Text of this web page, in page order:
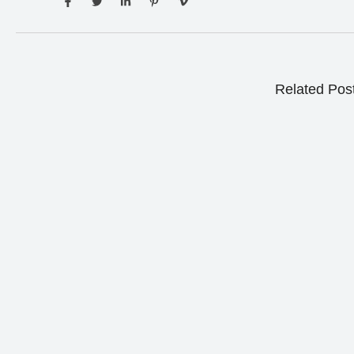
Related